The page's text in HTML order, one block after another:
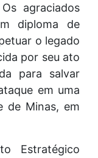
agraciados
diploma de
o legado
por seu ato
para salvar
em uma
de Minas, em
Estratégico